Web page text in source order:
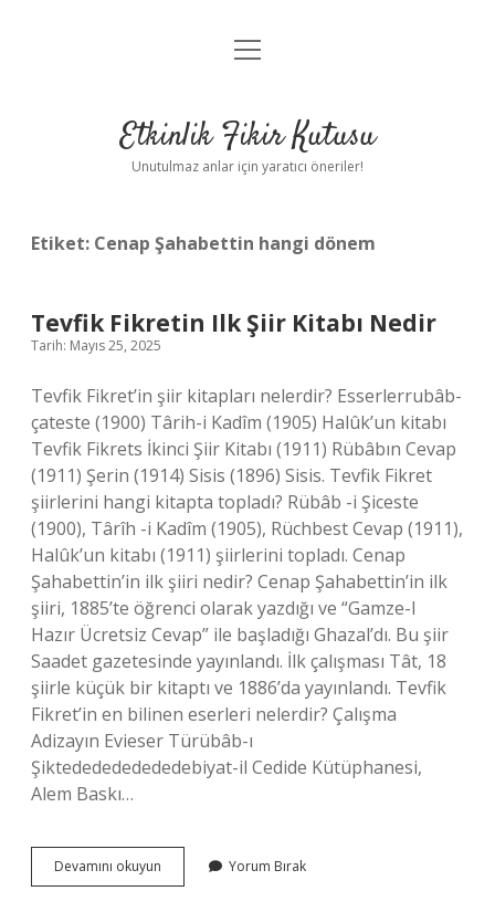
Anasayfa
Yasal Uyarı
menüyü
Etkinlik Fikir Kutusu
Unutulmaz anlar için yaratıcı öneriler!
Etiket: Cenap Şahabettin hangi dönem
Tevfik Fikretin Ilk Şiir Kitabı Nedir
Tarih: Mayıs 25, 2025
Tevfik Fikret’in şiir kitapları nelerdir? Esserlerrubâb-
çateste (1900) Târih-i Kadîm (1905) Halûk’un kitabı
Tevfik Fikrets İkinci Şiir Kitabı (1911) Rübâbın Cevap
(1911) Şerin (1914) Sisis (1896) Sisis. Tevfik Fikret
şiirlerini hangi kitapta topladı? Rübâb -i Şiceste
(1900), Târîh -i Kadîm (1905), Rüchbest Cevap (1911),
Halûk’un kitabı (1911) şiirlerini topladı. Cenap
Şahabettin’in ilk şiiri nedir? Cenap Şahabettin’in ilk
şiiri, 1885’te öğrenci olarak yazdığı ve “Gamze-I
Hazır Ücretsiz Cevap” ile başladığı Ghazal’dı. Bu şiir
Saadet gazetesinde yayınlandı. İlk çalışması Tât, 18
şiirle küçük bir kitaptı ve 1886’da yayınlandı. Tevfik
Fikret’in en bilinen eserleri nelerdir? Çalışma
Adizayın Evieser Türübâb-ı
Şiktededededededebiyat-il Cedide Kütüphanesi,
Alem Baskı…
Devamını okuyun
Fikretin
Yorum Bırak